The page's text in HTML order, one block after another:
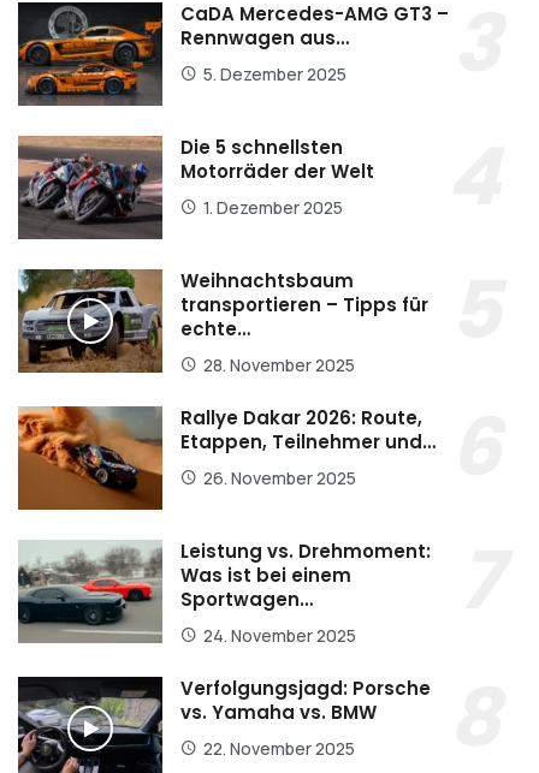
CaDA Mercedes-AMG GT3 –
Rennwagen aus…
5. Dezember 2025
Die 5 schnellsten
Motorräder der Welt
1. Dezember 2025
Weihnachtsbaum
transportieren – Tipps für
echte…
28. November 2025
Rallye Dakar 2026: Route,
Etappen, Teilnehmer und…
26. November 2025
Leistung vs. Drehmoment:
Was ist bei einem
Sportwagen…
24. November 2025
Verfolgungsjagd: Porsche
vs. Yamaha vs. BMW
22. November 2025